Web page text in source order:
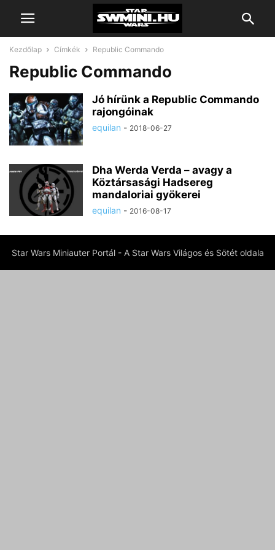
Kezdőlap Címkék Republic Commando
Republic Commando
Jó hírünk a Republic Commando
rajongóinak
equilan - 2018-06-27
Dha Werda Verda – avagy a
Köztársasági Hadsereg
mandaloriai gyökerei
equilan - 2016-08-17
Star Wars Miniauter Portál - A Star Wars Világos és Sötét oldala